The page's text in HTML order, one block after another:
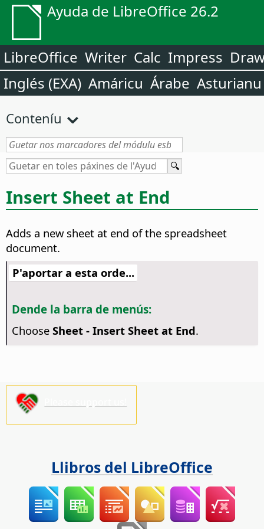
Ayuda de LibreOffice 26.2
LibreOffice Writer Calc Impress
Inglés (EXA) Amáricu Árabe Asturianu
Conteníu
Insert Sheet at End
Adds a new sheet at end of the spreadsheet
document.
P'aportar a esta orde...
Dende la barra de menús:
Choose Sheet - Insert Sheet at End.
Llibros del LibreOffice